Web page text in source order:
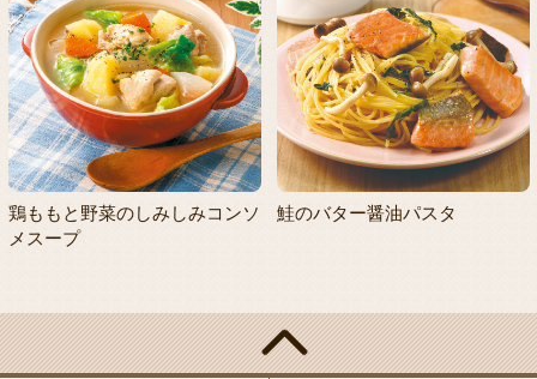
鶏ももと野菜のしみしみコンソ
メスープ
鮭のバター醤油パスタ